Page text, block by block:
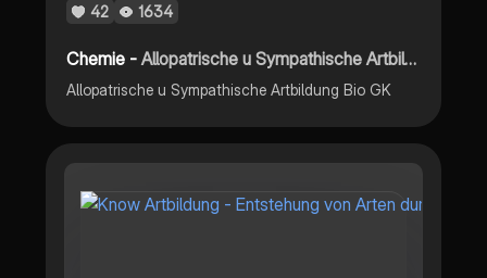
42 1634
Chemie -Allopatrische u Sympathische Artbildung
Allopatrische u Sympathische Artbildung Bio GK